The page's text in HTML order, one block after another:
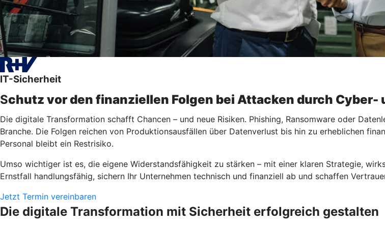
IT-Sicherheit
Schutz vor den finanziellen Folgen bei Attacken durch
Die digitale Transformation schafft Chancen – und neue Risiken. Phishing, Ransomware oder
Branche. Die Folgen reichen von Produktionsausfällen über Datenverlust bis hin zu erheblichen
Personal bleibt ein Restrisiko.
Umso wichtiger ist es, die eigene Widerstandsfähigkeit zu stärken – mit einer klaren Strategie,
Ernstfall handlungsfähig, sichern Ihr Unternehmen technisch und finanziell ab und schaffen
Jetzt Termin vereinbaren
Die digitale Transformation mit Sicherheit erfolgreich gestalten